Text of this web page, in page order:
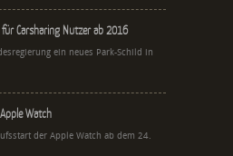
Carsharing Nutzer ab 2016
ein neues Park-Schild in
Watch
der Apple Watch ab dem 24.